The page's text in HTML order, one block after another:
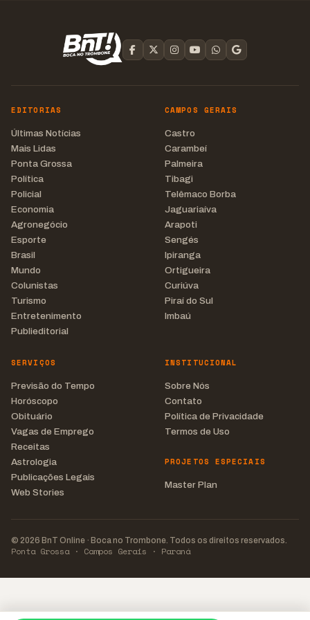
EDITORIAS
Últimas Notícias
Mais Lidas
Ponta Grossa
Política
Policial
Economia
Agronegócio
Esporte
Brasil
Mundo
Colunistas
Turismo
Entretenimento
Publieditorial
CAMPOS GERAIS
Castro
Carambeí
Palmeira
Tibagi
Telêmaco Borba
Jaguariaíva
Arapoti
Sengés
Ipiranga
Ortigueira
Curiúva
Piraí do Sul
Imbaú
SERVIÇOS
Previsão do Tempo
Horóscopo
Obituário
Vagas de Emprego
Receitas
Astrologia
Publicações Legais
Web Stories
INSTITUCIONAL
Sobre Nós
Contato
Política de Privacidade
Termos de Uso
PROJETOS ESPECIAIS
Master Plan
© 2026 BnT Online · Boca no Trombone. Todos os direitos reservados.
Ponta Grossa · Campos Gerais · Paraná